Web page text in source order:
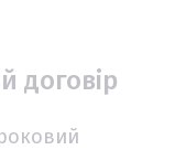
договір